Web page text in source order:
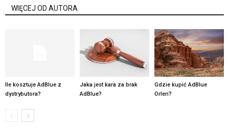
WIĘCEJ OD AUTORA
Ile kosztuje AdBlue z
dystrybutora?
Jaka jest kara za brak
AdBlue?
Gdzie kupić AdBlue
Orlen?